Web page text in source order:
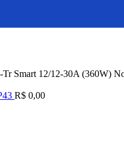
Smart 12/12-30A (360W)
R$ 0,00